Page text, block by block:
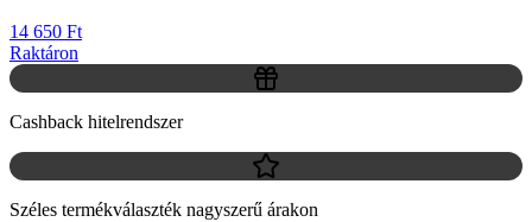
14 650 Ft
Raktáron
Cashback hitelrendszer
Széles termékválaszték nagyszerű árakon